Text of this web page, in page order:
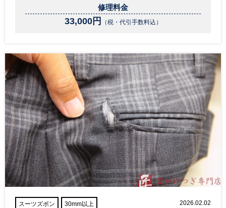
修理料金
33,000円 （税・代引手数料込）
スーツズボン 30mm以上 2026.02.02